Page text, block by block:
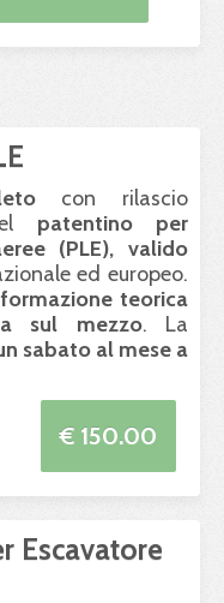
con rilascio
patentino per
(PLE), valido
ed europeo.
formazione teorica
sul mezzo. La
sabato al mese a
€ 150.00
Escavatore